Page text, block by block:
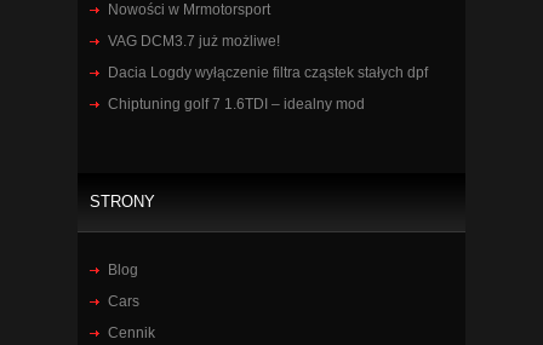
Nowości w Mrmotorsport
VAG DCM3.7 już możliwe!
Dacia Logdy wyłączenie filtra cząstek stałych dpf
Chiptuning golf 7 1.6TDI – idealny mod
STRONY
Blog
Cars
Cennik